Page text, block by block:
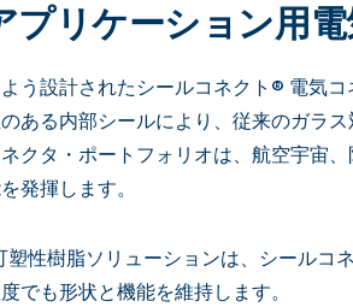
プリケーション用
う設計されたシールコネクト® 電気
ある内部シールにより、従来のガラ
クタ・ポートフォリオは、航空宇宙
発揮します。
塑性樹脂ソリューションは、シールコ
でも形状と機能を維持します。